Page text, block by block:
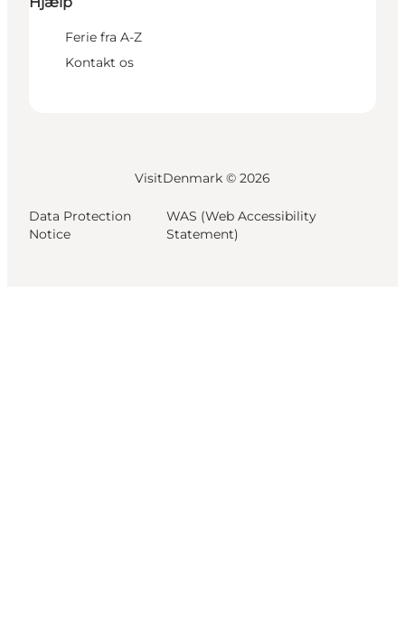
Ferie fra A-Z
Kontakt os
VisitDenmark © 2026
Data Protection
Notice
WAS (Web Accessibility
Statement)